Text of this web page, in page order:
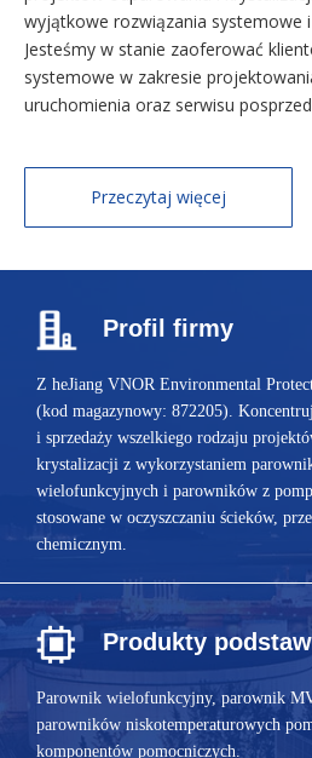
wyjątkowe rozwiązania systemowe i
Jesteśmy w stanie zaoferować
systemowe w zakresie
uruchomienia oraz serwisu
Przeczytaj więcej
Profil firmy
Z heJiang VNOR Environmental
(kod magazynowy: 872205).
i sprzedaży wszelkiego rodzaju
krystalizacji z wykorzystaniem
wielofunkcyjnych i parowników z
stosowane w oczyszczaniu ścieków,
chemicznym.
Produkty
Parownik wielofunkcyjny, parownik
parowników niskotemperaturowych
komponentów pomocniczych.